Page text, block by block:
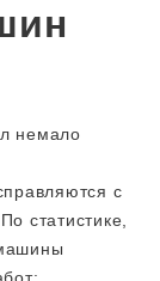
немало
с
статистике,